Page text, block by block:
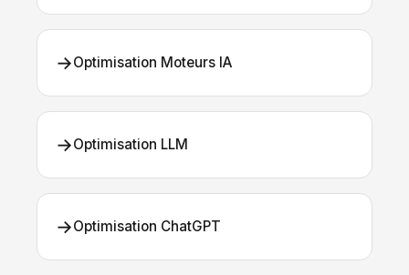
→Optimisation Moteurs IA
→Optimisation LLM
→Optimisation ChatGPT